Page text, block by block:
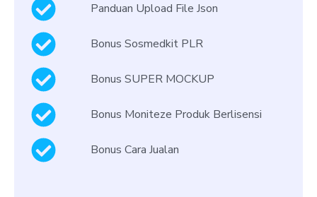
Panduan Upload File Json
Bonus Sosmedkit PLR
Bonus SUPER MOCKUP
Bonus Moniteze Produk Berlisensi
Bonus Cara Jualan